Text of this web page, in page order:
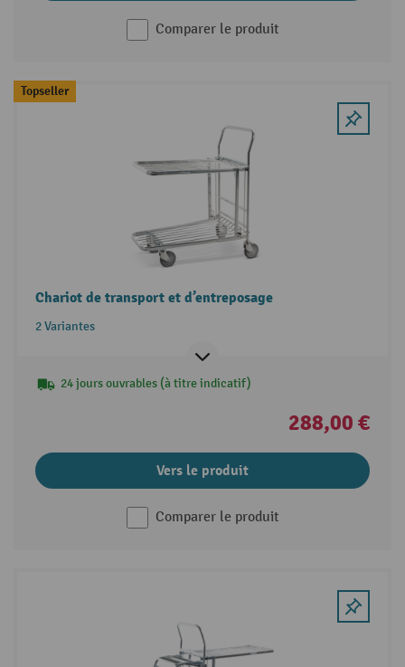
Comparer le produit
Topseller
Chariot de transport et d’entreposage
2 Variantes
24 jours ouvrables (à titre indicatif)
288,00 €
Vers le produit
Comparer le produit